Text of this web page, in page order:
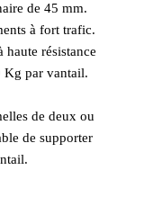
de 45 mm.
à fort trafic.
haute résistance
Kg par vantail.
de deux ou
de supporter